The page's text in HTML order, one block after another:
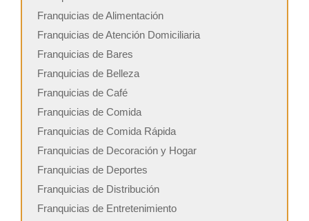
Franquicias de Alimentación
Franquicias de Atención Domiciliaria
Franquicias de Bares
Franquicias de Belleza
Franquicias de Café
Franquicias de Comida
Franquicias de Comida Rápida
Franquicias de Decoración y Hogar
Franquicias de Deportes
Franquicias de Distribución
Franquicias de Entretenimiento